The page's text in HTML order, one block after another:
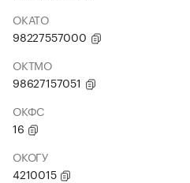
ОКАТО
98227557000
ОКТМО
98627157051
ОКФС
16
ОКОГУ
4210015